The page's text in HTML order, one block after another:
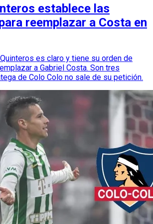
establece las
reemplazar a Costa en
es claro y tiene su orden de
a Gabriel Costa. Son tres
de Colo Colo no sale de su petición.